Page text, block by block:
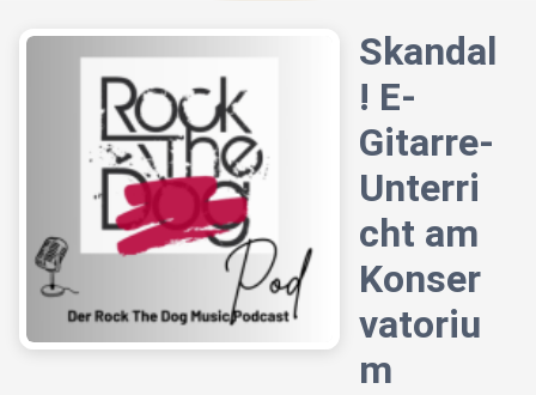
Skandal
! E-
Gitarre-
Unterri
cht am
Konser
vatoriu
m